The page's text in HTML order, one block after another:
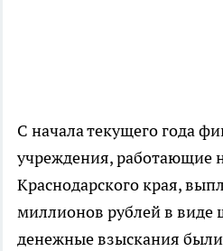
С начала текущего года
учреждения, работающие
Краснодарского края,
миллионов рублей в виде
денежные взыскания